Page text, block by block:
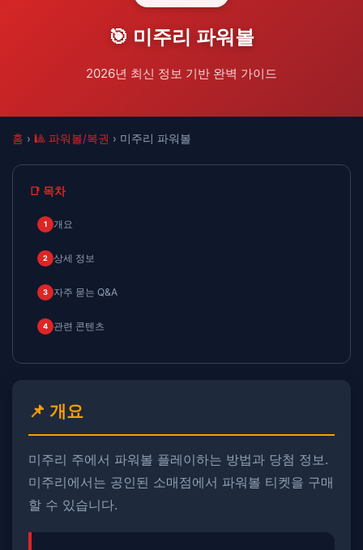
🎯 미주리 파워볼
2026년 최신 정보 기반 완벽 가이드
홈 › 🎱 파워볼/복권 › 미주리 파워볼
📑 목차
1 개요
2 상세 정보
3 자주 묻는 Q&A
4 관련 콘텐츠
📌 개요
미주리 주에서 파워볼 플레이하는 방법과 당첨 정보.
미주리에서는 공인된 소매점에서 파워볼 티켓을 구매
할 수 있습니다.